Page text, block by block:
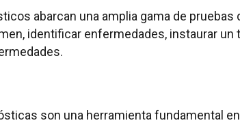
abarcan una amplia gama de pruebas
identificar enfermedades, instaurar un
son una herramienta fundamental